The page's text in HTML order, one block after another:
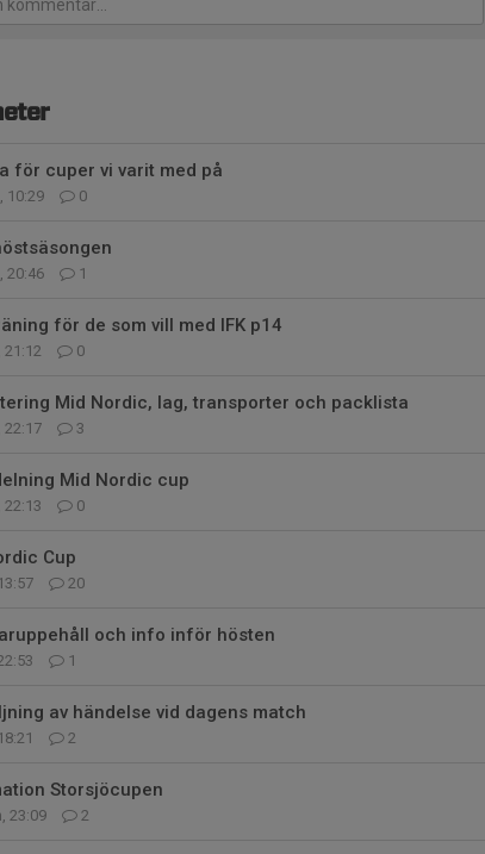
för cuper vi varit med på
10:29 0
20:46 1
för de som vill med IFK p14
21:12 0
Mid Nordic, lag, transporter och packlista
22:17 3
Mid Nordic cup
22:13 0
Cup
20
och info inför hösten
1
av händelse vid dagens match
2
Storsjöcupen
23:09 2